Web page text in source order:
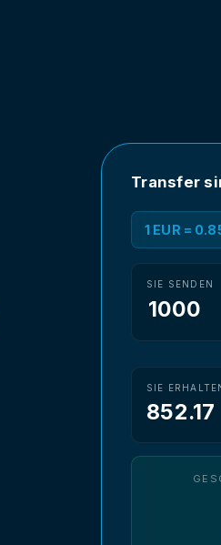
Transfer
1 EUR =
SIE SENDEN
SIE
852.17